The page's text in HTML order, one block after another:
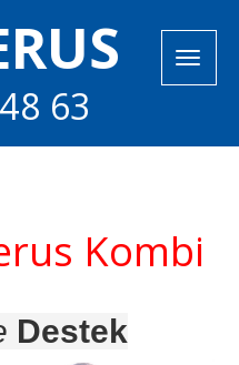
63
Kombi
Destek